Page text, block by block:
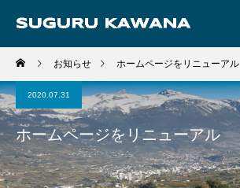
お知らせ ホームページをリニューアル
2020.07.31
ホームページをリニューアル